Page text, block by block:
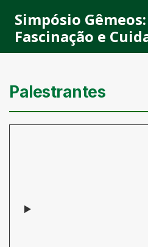
Simpósio
Fascinação e
Palestrantes